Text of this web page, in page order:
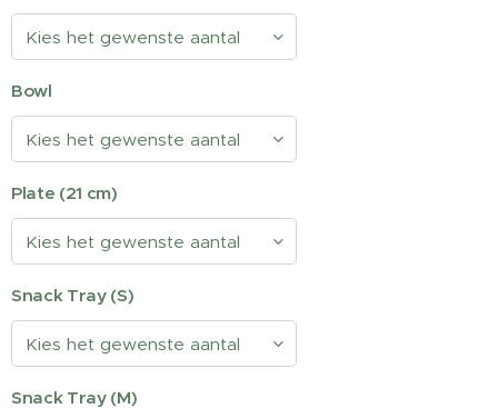
Bowl
Plate (21 cm)
Snack Tray (S)
Snack Tray (M)